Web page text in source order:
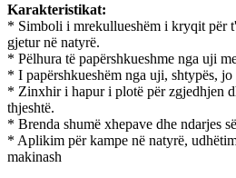
Karakteristikat:
* Simboli i mrekullueshëm i kryqit për
gjetur në natyrë.
* Pëlhura të papërshkueshme nga uji
* I papërshkueshëm nga uji, shtypës,
* Zinxhir i hapur i plotë për zgjedhjen
thjeshtë.
* Brenda shumë xhepave dhe ndarjes
* Aplikim për kampe në natyrë,
makinash